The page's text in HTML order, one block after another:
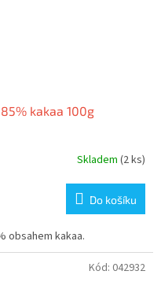
kakaa 100g
Skladem (2 ks)
Do košíku
obsahem kakaa.
Kód: 042932